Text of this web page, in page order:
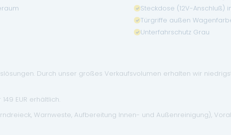
Steckdose (12V-Anschluß)
Türgriffe außen
Unterfahrschutz Grau
Durch unser großes Verkaufsvolumen erhalten wir
EUR erhältlich.
Warnweste, Aufbereitung Innen- und Außenreinigung),